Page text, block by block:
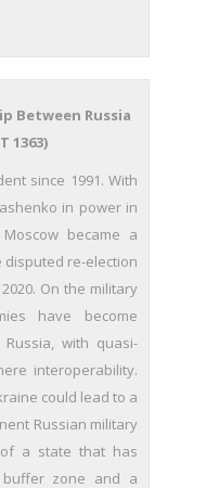
Between Russia
1363)
since 1991. With
in power in
became a
re-election
On the military
have become
with quasi-
interoperability.
could lead to a
Russian military
a state that has
buffer zone and a